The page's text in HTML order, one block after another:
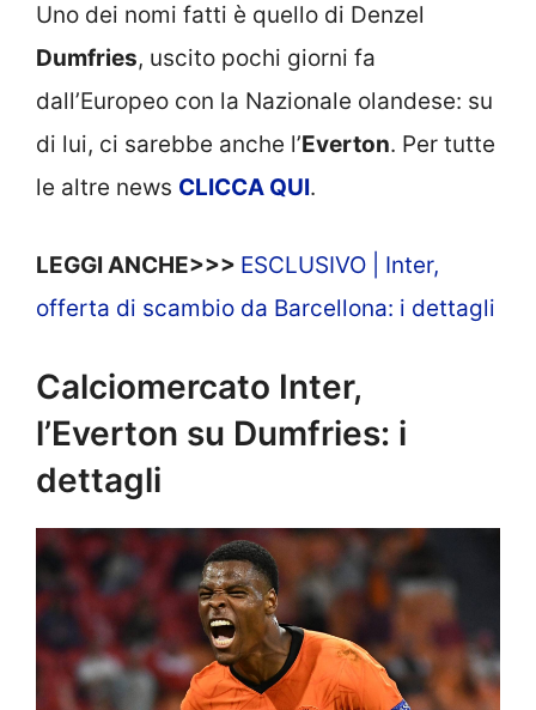
Uno dei nomi fatti è quello di Denzel
Dumfries, uscito pochi giorni fa
dall’Europeo con la Nazionale olandese: su
di lui, ci sarebbe anche l’Everton. Per tutte
le altre news CLICCA QUI.
LEGGI ANCHE>>> ESCLUSIVO | Inter,
offerta di scambio da Barcellona: i dettagli
Calciomercato Inter,
l’Everton su Dumfries: i
dettagli